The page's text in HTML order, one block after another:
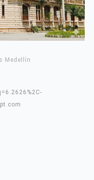
Medellín